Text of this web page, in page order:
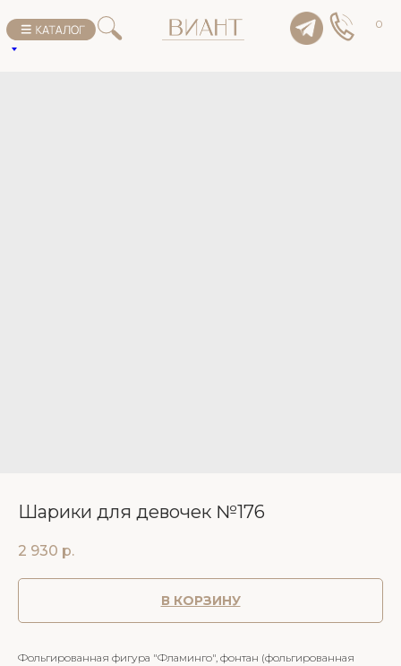
0
Шарики для девочек №176
2 930 р.
В КОРЗИНУ
Фольгированная фигура "Фламинго", фонтан (фольгированная